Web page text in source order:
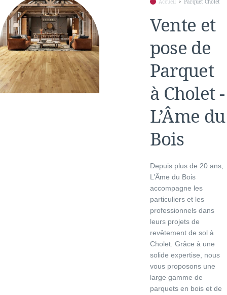
Accueil Parquet Cholet
Vente et
pose de
Parquet
à Cholet -
L’Âme du
Bois
Depuis plus de 20 ans,
L’Âme du Bois
accompagne les
particuliers et les
professionnels dans
leurs projets de
revêtement de sol à
Cholet. Grâce à une
solide expertise, nous
vous proposons une
large gamme de
parquets en bois et de